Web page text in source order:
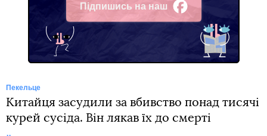
Підпишись на наш
Facebook
Пекельце
Китайця засудили за вбивство понад тисячі
курей сусіда. Він лякав їх до смерті